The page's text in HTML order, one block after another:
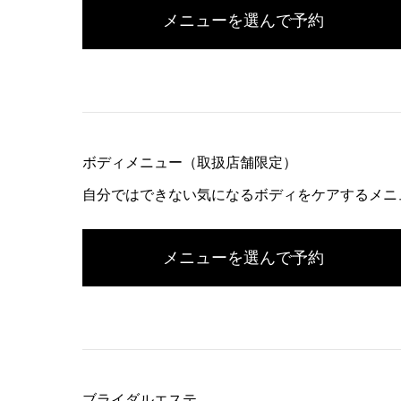
メニューを選んで予約
ボディメニュー（取扱店舗限定）
自分ではできない気になるボディをケアするメニ
メニューを選んで予約